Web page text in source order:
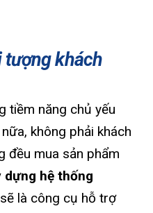
tượng khách
tiềm năng chủ yếu
không phải khách
đều mua sản phẩm
dựng hệ thống
sẽ là công cụ hỗ trợ